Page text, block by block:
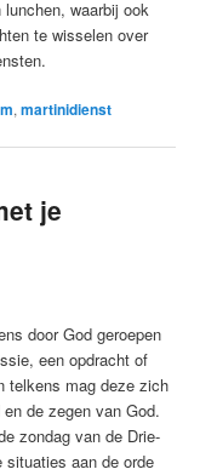
waarbij ook
te wisselen over
,martinidienst
je
door God geroepen
een opdracht of
telkens mag deze zich
de zegen van God.
zondag van de Drie-
situaties aan de orde